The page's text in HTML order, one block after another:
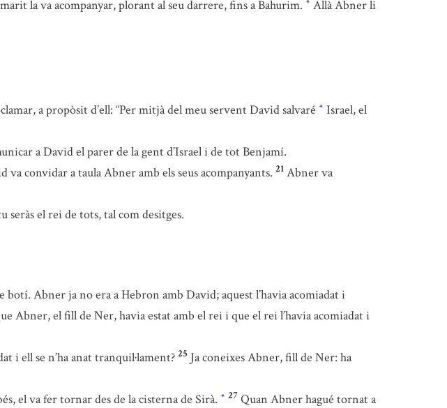
la va acompanyar, plorant al seu darrere, fins a Bahurim. * Allà Abner li
a propòsit d’ell: “Per mitjà del meu servent David salvaré * Israel, el
a David el parer de la gent d’Israel i de tot Benjamí.
convidar a taula Abner amb els seus acompanyants. 21 Abner va
el rei de tots, tal com desitges.
Abner ja no era a Hebron amb David; aquest l’havia acomiadat i
Abner, el fill de Ner, havia estat amb el rei i que el rei l’havia acomiadat i
i ell se n’ha anat tranquil·lament? 25 Ja coneixes Abner, fill de Ner: ha
el va fer tornar des de la cisterna de Sirà. * 27 Quan Abner hagué tornat a